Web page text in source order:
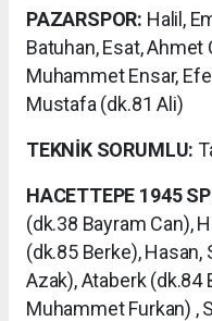
PAZARSPOR: Halil,
Batuhan, Esat, Ahmet
Muhammet Ensar,
Mustafa (dk.81 Ali)
TEKNİK SORUMLU:
HACETTEPE 1945
(dk.38 Bayram Can),
(dk.85 Berke),
Azak), Ataberk (dk.84
Muhammet Furkan) ,